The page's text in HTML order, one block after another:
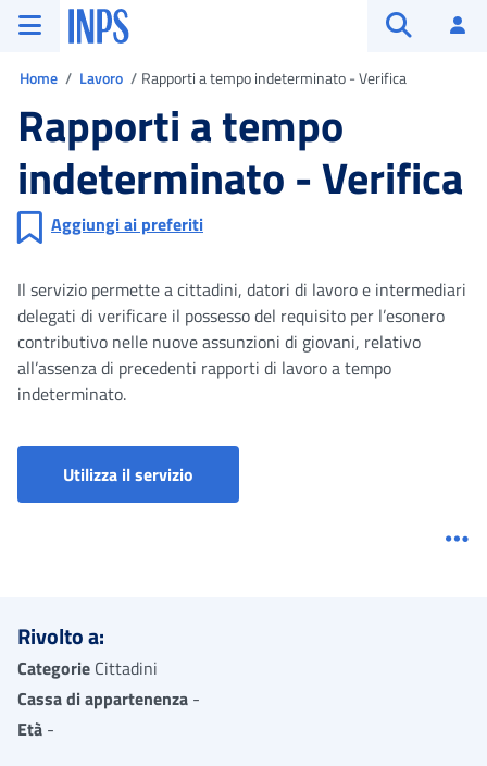
Vai al menu principale
Vai al contenuto principale
Vai al pie' di pagina
INPS ()
Home Lavoro Rapporti a tempo indeterminato - Verifica
Rapporti a tempo
indeterminato - Verifica
Aggiungi ai preferiti
Il servizio permette a cittadini, datori di lavoro e intermediari
delegati di verificare il possesso del requisito per l’esonero
contributivo nelle nuove assunzioni di giovani, relativo
all’assenza di precedenti rapporti di lavoro a tempo
indeterminato.
Utilizza il servizio
Rivolto a:
Categorie Cittadini
Cassa di appartenenza -
Età -